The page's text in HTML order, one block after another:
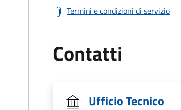
Termini e condizioni di servizio
Contatti
Ufficio Tecnico